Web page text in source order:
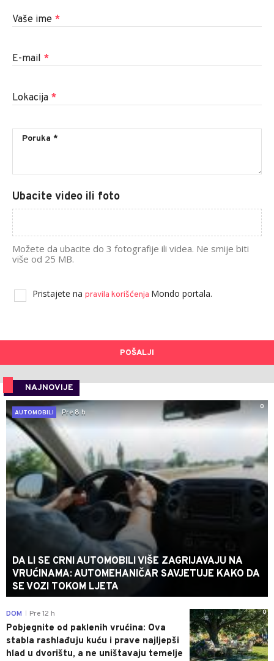
Vaše ime *
E-mail *
Lokacija *
Ubacite video ili foto
Možete da ubacite do 3 fotografije ili videa. Ne smije biti
više od 25 MB.
Pristajete na pravila korišćenja Mondo portala.
POŠALJI
NAJNOVIJE
0
AUTOMOBILI
Pre 8 h
DA LI SE CRNI AUTOMOBILI VIŠE ZAGRIJAVAJU NA
VRUĆINAMA: AUTOMEHANIČAR SAVJETUJE KAKO DA
SE VOZI TOKOM LJETA
0
DOM Pre 12 h
Pobjegnite od paklenih vrućina: Ova
stabla rashlađuju kuću i prave najljepši
hlad u dvorištu, a ne uništavaju temelje